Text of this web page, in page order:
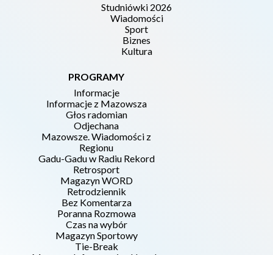
Studniówki 2026
Wiadomości
Sport
Biznes
Kultura
PROGRAMY
Informacje
Informacje z Mazowsza
Głos radomian
Odjechana
Mazowsze. Wiadomości z
Regionu
Gadu-Gadu w Radiu Rekord
Retrosport
Magazyn WORD
Retrodziennik
Bez Komentarza
Poranna Rozmowa
Czas na wybór
Magazyn Sportowy
Tie-Break